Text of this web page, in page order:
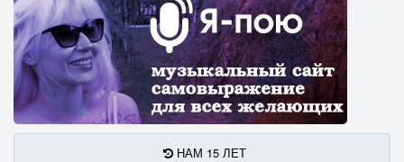
НАМ 15 ЛЕТ